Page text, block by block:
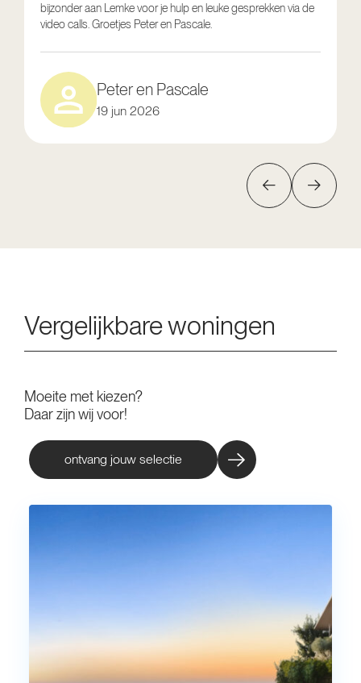
bijzonder aan Lemke voor je hulp en leuke gesprekken via de
video calls. Groetjes Peter en Pascale.
Peter en Pascale
19 jun 2026
Vergelijkbare woningen
Moeite met kiezen?
Daar zijn wij voor!
ontvang jouw selectie